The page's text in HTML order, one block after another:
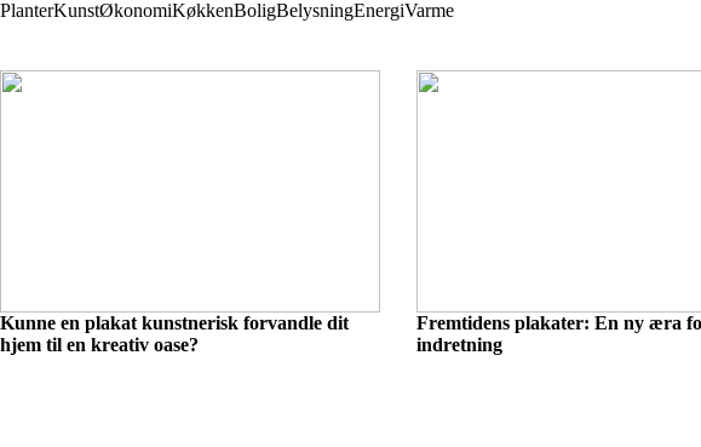
PlanterKunstØkonomiKøkkenBoligBelysningEnergiVarme
Kunne en plakat kunstnerisk forvandle dit
hjem til en kreativ oase?
Fremtidens plakater: En ny æra
indretning